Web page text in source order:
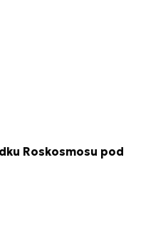
Roskosmosu pod